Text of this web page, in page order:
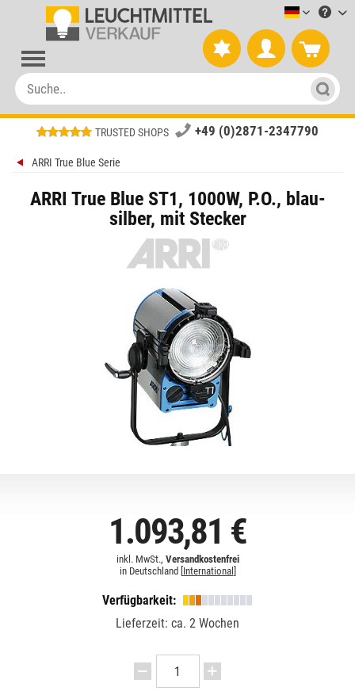
TRUSTED SHOPS +49 (0)2871-2347790
ARRI True Blue Serie
ARRI True Blue ST1, 1000W, P.O., blau-
silber, mit Stecker
1.093,81 €
inkl. MwSt., Versandkostenfrei
in Deutschland [ International
Verfügbarkeit:
Lieferzeit: ca. 2 Wochen